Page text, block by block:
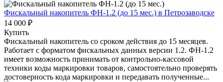
Фискальный накопитель ФН-1.2 (до 15 мес.) в Петрозаводске
14 000 ₽
Купить
Фискальный накопитель cо сроком действия до 15 месяцев.
Работает с форматом фискальных данных версии 1.2. ФН-1.2
имеет возможность принимать от контрольно-кассовой
техники коды маркировки товаров, самостоятельно проверять
достоверность кода маркировки и передавать полученные...